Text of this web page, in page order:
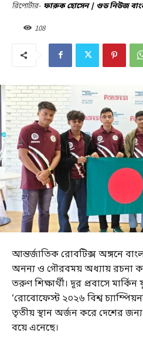
রিপোর্টার- ফারুক হোসেন | গুড নিউজ
108
আন্তর্জাতিক রোবটিক্স অঙ্গনে
অনন্য ও গৌরবময় অধ্যায় রচনা
তরুণ শিক্ষার্থী। দূর প্রবাসে মার্কিন
‘রোবোফেস্ট ২০২৬ বিশ্ব
তৃতীয় স্থান অর্জন করে দেশের
বয়ে এনেছে।